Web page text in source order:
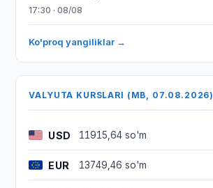
17:30 · 08/08
Ko'proq yangiliklar →
VALYUTA KURSLARI (MB, 07.08.2026)
USD 11915,64 so'm
EUR 13749,46 so'm